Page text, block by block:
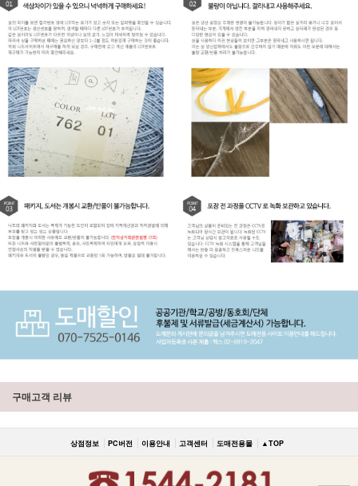
구매고객 리뷰
상점정보 PC버전 이용안내 고객센터 도매전용몰 ▲TOP